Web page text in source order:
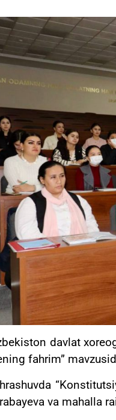
davlat
fahrim”
va mahalla